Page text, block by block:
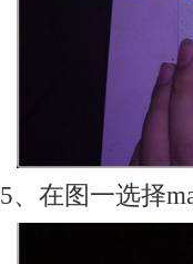
5、在图一选择